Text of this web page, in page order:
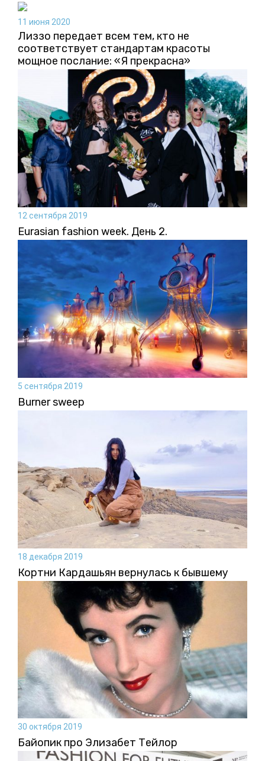
11 июня 2020
Лиззо передает всем тем, кто не
соответствует стандартам красоты
мощное послание: «Я прекрасна»
12 сентября 2019
Eurasian fashion week. День 2.
5 сентября 2019
Burner sweep
18 декабря 2019
Кортни Кардашьян вернулась к бывшему
30 октября 2019
Байопик про Элизабет Тейлор